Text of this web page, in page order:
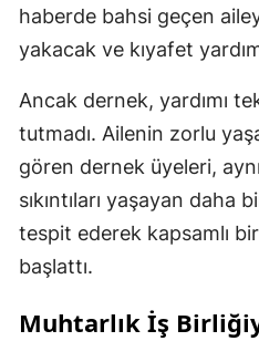
haberde bahsi geçen
yakacak ve kıyafet
Ancak dernek, yardımı
tutmadı. Ailenin zorlu
gören dernek üyeleri,
sıkıntıları yaşayan daha
tespit ederek kapsamlı
başlattı.
Muhtarlık İş